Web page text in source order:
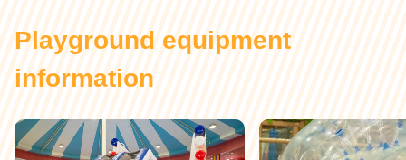
Playground equipment
information